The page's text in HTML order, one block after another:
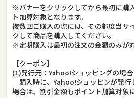
※バナーをクリックしてから最初に購
ト加算対象となります。
複数回ご購入の際には、その都度当サ
クして商品を購入してください。
※定期購入は最初の注文の金額のみが
【クーポン】
(1)発行元：Yahoo!ショッピングの場合
購入時に、Yahoo!ショッピンが発行
場合は、割引金額もポイント加算対象